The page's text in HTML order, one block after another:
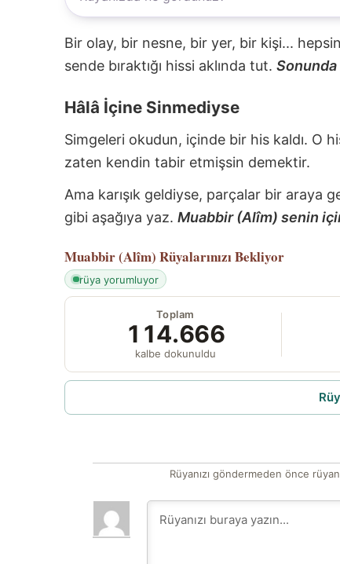
Bir olay, bir nesne, bir yer, bir kişi...
sende bıraktığı hissi aklında tut.
Hâlâ İçine Sinmediyse
Simgeleri okudun, içinde bir his kaldı. O
zaten kendin tabir etmişsin demektir.
Ama karışık geldiyse, parçalar bir araya
gibi aşağıya yaz. Muabbir (Alîm) senin
Muabbir (Alîm) Rüyalarınızı Bekliyor
rüya yorumluyor
Toplam
114.666
kalbe dokunuldu
Rüyanızı göndermeden önce